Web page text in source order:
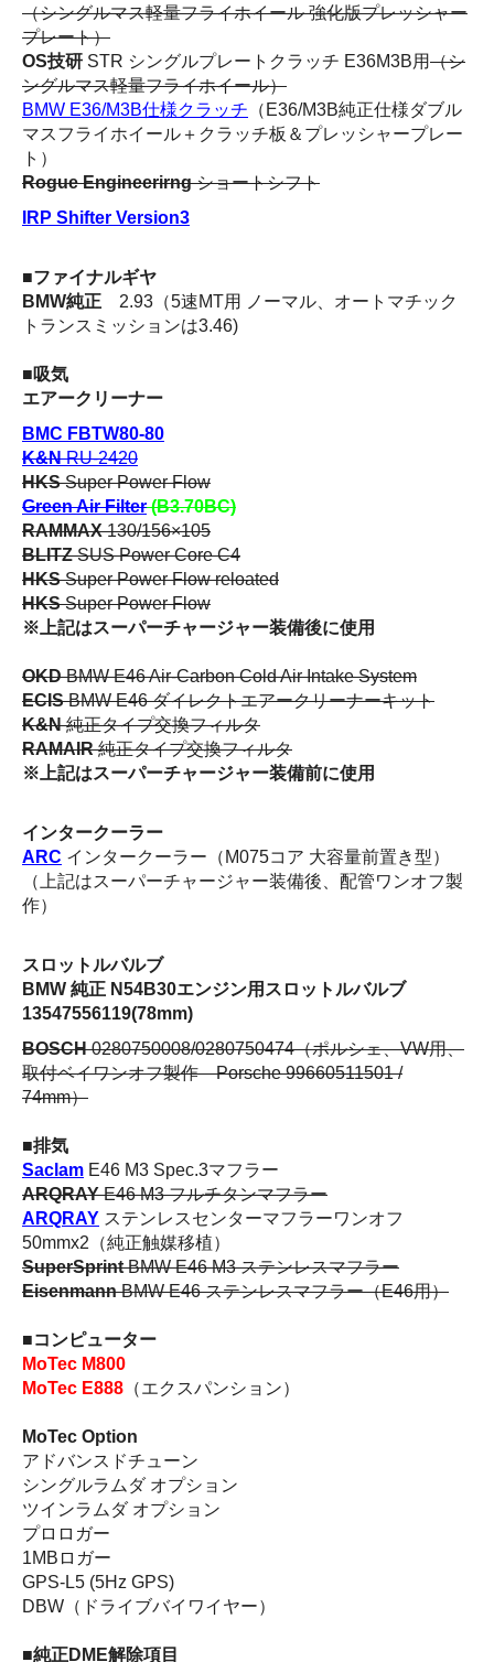
（シングルマス軽量フライホイール 強化版プレッシャー
プレート）
OS技研 STR シングルプレートクラッチ E36M3B用（シ
ングルマス軽量フライホイール）
BMW E36/M3B仕様クラッチ （E36/M3B純正仕様ダブル
マスフライホイール＋クラッチ板＆プレッシャープレー
ト）
Rogue Engineerirngショートシフト
IRP Shifter Version3
■ファイナルギヤ
BMW純正 2.93（5速MT用 ノーマル、オートマチック
トランスミッションは3.46)
■吸気
エアークリーナー
BMC FBTW80-80
K&NRU-2420
HKSSuper Power Flow
Green Air Filter(B3.70BC)
RAMMAX130/156×105
BLITZSUS Power Core C4
HKSSuper Power Flow reloated
HKSSuper Power Flow
※上記はスーパーチャージャー装備後に使用
OKDBMW E46 Air-Carbon Cold Air Intake System
ECISBMW E46 ダイレクトエアークリーナーキット
K&N純正タイプ交換フィルタ
RAMAIR純正タイプ交換フィルタ
※上記はスーパーチャージャー装備前に使用
インタークーラー
ARC インタークーラー（M075コア 大容量前置き型）
（上記はスーパーチャージャー装備後、配管ワンオフ製
作）
スロットルバルブ
BMW 純正 N54B30エンジン用スロットルバルブ
13547556119(78mm)
BOSCH0280750008/0280750474（ポルシェ、VW用、
取付ベイワンオフ製作 Porsche 99660511501 /
74mm）
■排気
Saclam E46 M3 Spec.3マフラー
ARQRAYE46 M3 フルチタンマフラー
ARQRAY ステンレスセンターマフラーワンオフ
50mmx2（純正触媒移植）
SuperSprintBMW E46 M3 ステンレスマフラー
EisenmannBMW E46 ステンレスマフラー（E46用）
■コンピューター
MoTec M800
MoTec E888 （エクスパンション）
MoTec Option
アドバンスドチューン
シングルラムダ オプション
ツインラムダ オプション
プロロガー
1MBロガー
GPS-L5 (5Hz GPS)
DBW（ドライブバイワイヤー）
■純正DME解除項目